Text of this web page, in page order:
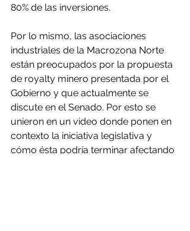
80% de las inversiones.
Por lo mismo, las asociaciones
industriales de la Macrozona Norte
están preocupados por la propuesta
de royalty minero presentada por el
Gobierno y que actualmente se
discute en el Senado. Por esto se
unieron en un video donde ponen en
contexto la iniciativa legislativa y
cómo ésta podría terminar afectando